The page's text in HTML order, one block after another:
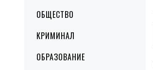
ОБЩЕСТВО
КРИМИНАЛ
ОБРАЗОВАНИЕ